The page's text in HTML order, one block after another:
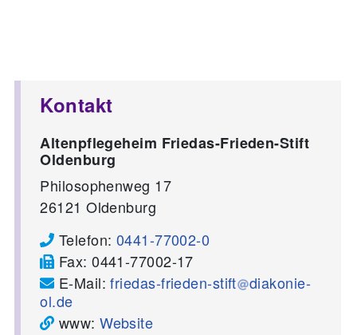
Kontakt
Altenpflegeheim Friedas-Frieden-Stift
Oldenburg
Philosophenweg 17
26121 Oldenburg
Telefon: 0441-77002-0
Fax:0441-77002-17
E-Mail:friedas-frieden-stift
diakonie-
ol.de
www:Website